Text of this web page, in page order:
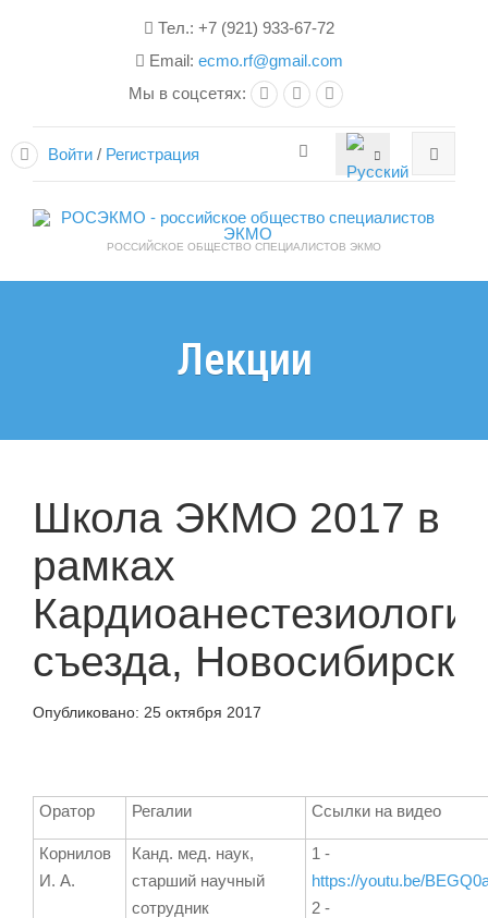
Тел.: +7 (921) 933-67-72
Email: ecmo.rf@gmail.com
Мы в соцсетях:
Войти / Регистрация
РОССИЙСКОЕ ОБЩЕСТВО СПЕЦИАЛИСТОВ ЭКМО
Лекции
Школа ЭКМО 2017 в
рамках
съезда, Новосибирск
Опубликовано: 25 октября 2017
Оратор Регалии Ссылки на видео
Корнилов
И. А.
Канд. мед. наук,
старший научный
сотрудник
1 -
https://youtu.be/
2 -